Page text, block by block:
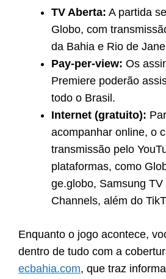
TV Aberta: A partida
Globo, com
da Bahia e Rio de
Pay-per-view: Os
Premiere poderão
todo o Brasil.
Internet (gratuito):
acompanhar online, o
transmissão pelo
plataformas, como
ge.globo, Samsung TV
Channels, além do
Enquanto o jogo acontece,
dentro de tudo com a
ecbahia.com, que traz